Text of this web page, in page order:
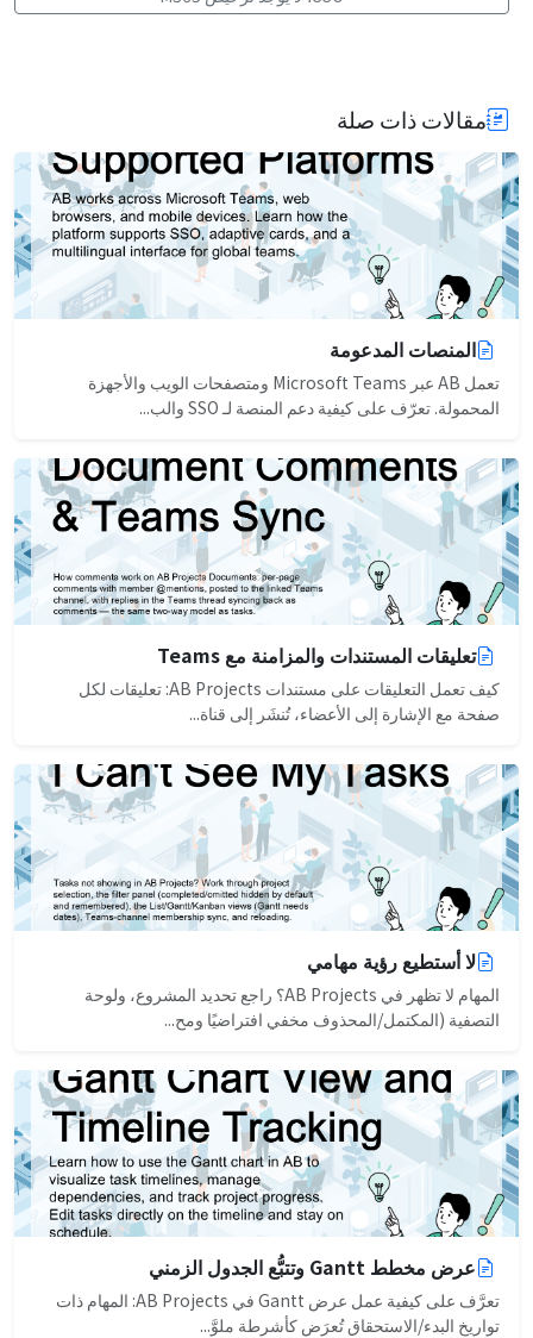
مقالات ذات صلة
المنصات المدعومة
تعمل AB عبر Microsoft Teams ومتصفحات الويب والأجهزة
المحمولة. تعرّف على كيفية دعم المنصة لـ SSO والب...
تعليقات المستندات والمزامنة مع Teams
كيف تعمل التعليقات على مستندات AB Projects: تعليقات لكل
صفحة مع الإشارة إلى الأعضاء، تُنشَر إلى قناة...
لا أستطيع رؤية مهامي
المهام لا تظهر في AB Projects؟ راجع تحديد المشروع، ولوحة
التصفية (المكتمل/المحذوف مخفي افتراضيًا ومح...
عرض مخطط Gantt وتتبُّع الجدول الزمني
تعرَّف على كيفية عمل عرض Gantt في AB Projects: المهام ذات
تواريخ البدء/الاستحقاق تُعرَض كأشرطة ملوَّ...